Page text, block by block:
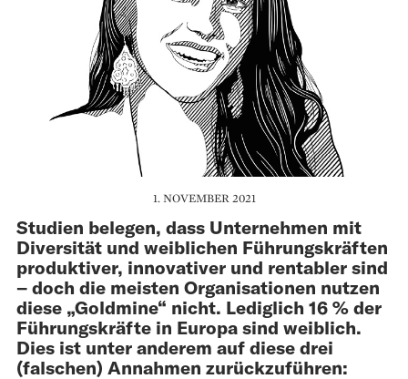
1. NOVEMBER 2021
Studien belegen, dass Unternehmen mit
Diversität und weiblichen Führungskräften
produktiver, innovativer und rentabler sind
– doch die meisten Organisationen nutzen
diese „Goldmine“ nicht. Lediglich 16 % der
Führungskräfte in Europa sind weiblich.
Dies ist unter anderem auf diese drei
(falschen) Annahmen zurückzuführen: